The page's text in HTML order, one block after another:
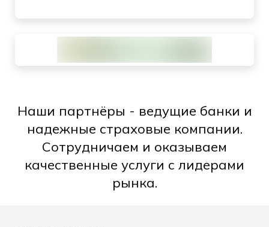
Наши партнёры - ведущие банки и
надежные страховые компании.
Сотрудничаем и оказываем
качественные услуги с лидерами
рынка.